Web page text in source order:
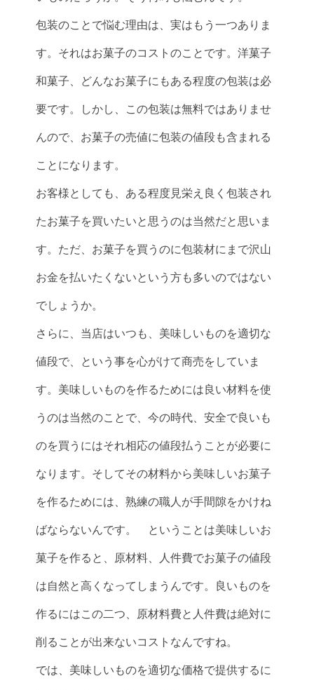
包装のことで悩む理由は、実はもう一つありま
す。それはお菓子のコストのことです。洋菓子
和菓子、どんなお菓子にもある程度の包装は必
要です。しかし、この包装は無料ではありませ
んので、お菓子の売値に包装の値段も含まれる
ことになります。
お客様としても、ある程度見栄え良く包装され
たお菓子を買いたいと思うのは当然だと思いま
す。ただ、お菓子を買うのに包装材にまで沢山
お金を払いたくないという方も多いのではない
でしょうか。
さらに、当店はいつも、美味しいものを適切な
値段で、という事を心がけて商売をしていま
す。美味しいものを作るためには良い材料を使
うのは当然のことで、今の時代、安全で良いも
のを買うにはそれ相応の値段払うことが必要に
なります。そしてその材料から美味しいお菓子
を作るためには、熟練の職人が手間隙をかけね
ばならないんです。 ということは美味しいお
菓子を作ると、原材料、人件費でお菓子の値段
は自然と高くなってしまうんです。良いものを
作るにはこの二つ、原材料費と人件費は絶対に
削ることが出来ないコストなんですね。
では、美味しいものを適切な価格で提供するに